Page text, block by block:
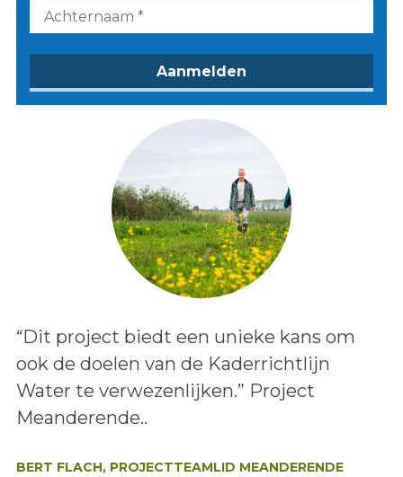
Lees het bericht:
“Dit project biedt een unieke kans om
ook de doelen van de Kaderrichtlijn
Water te verwezenlijken.” Project
Meanderende..
BERT FLACH, PROJECTTEAMLID MEANDERENDE